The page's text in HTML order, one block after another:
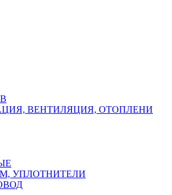
ВЕНТИЛЯЦИЯ, ОТОПЛЕНИ
УПЛОТНИТЕЛИ